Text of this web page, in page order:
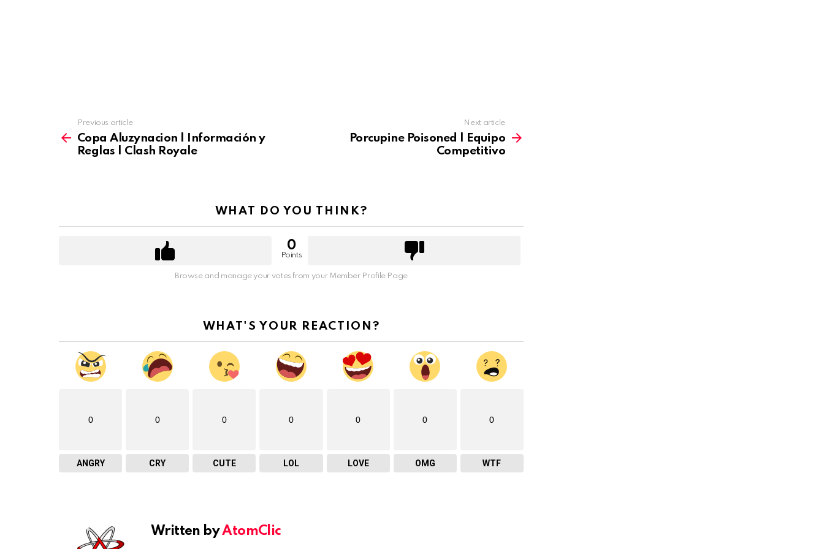
more
Previous article
Copa Aluzynacion | Información y
Reglas | Clash Royale
Next article
Porcupine Poisoned | Equipo
Competitivo
WHAT DO YOU THINK?
0
Points
Browse and manage your votes from your Member Profile Page
WHAT'S YOUR REACTION?
0
ANGRY
0
CRY
0
CUTE
0
LOL
0
LOVE
0
OMG
0
WTF
Written byAtomClic